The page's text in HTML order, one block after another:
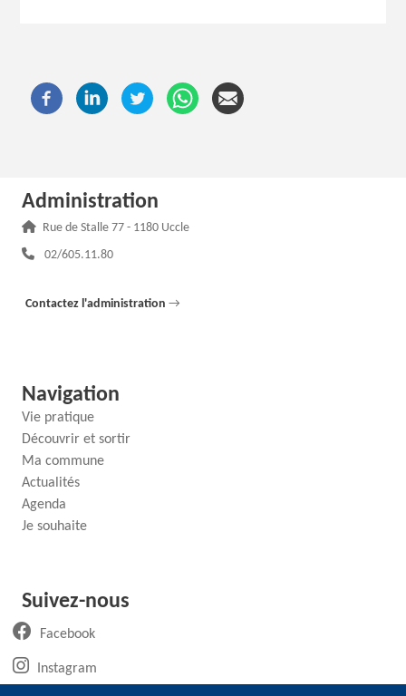
Administration
Adresse :
Rue de Stalle 77 - 1180 Uccle
Téléphone :
02/605.11.80
Contactez l'administration →
Navigation
Vie pratique
Découvrir et sortir
Ma commune
Actualités
Agenda
Je souhaite
Suivez-nous
Facebook(ouvre un nouvel onglet)
Instagram(ouvre un nouvel onglet)